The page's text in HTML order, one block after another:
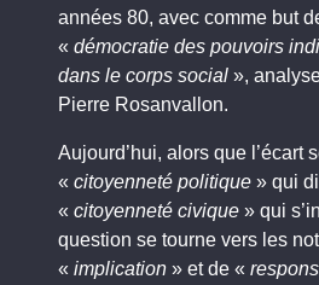
années 80, avec comme but
« démocratie des pouvoirs
dans le corps social »,
Pierre Rosanvallon.
Aujourd’hui, alors que l’écart
« citoyenneté politique » qui
« citoyenneté civique » qui
question se tourne vers les
« implication » et de «